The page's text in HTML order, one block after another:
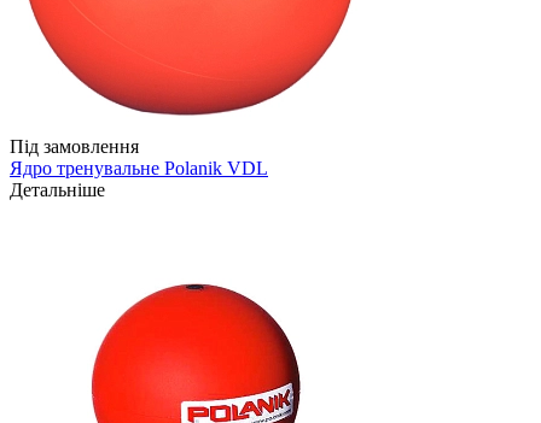
Під замовлення
Ядро тренувальне Polanik VDL
Детальніше